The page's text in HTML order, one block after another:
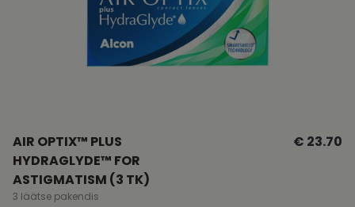
AIR OPTIX™ PLUS
HYDRAGLYDE™ FOR
ASTIGMATISM (3 TK)
3 läätse pakendis
€ 23.70